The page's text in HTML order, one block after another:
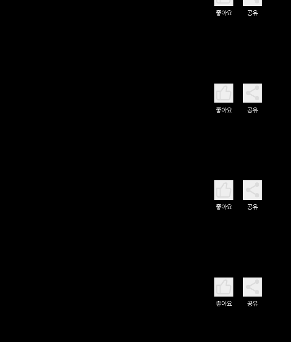
좋아요 공유
좋아요 공유
좋아요 공유
좋아요 공유